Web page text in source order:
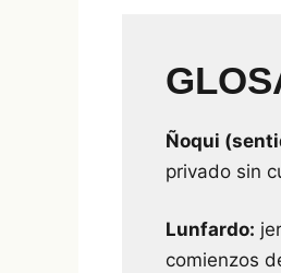
Ñoqui
privado sin
Lunfardo:
comienzos